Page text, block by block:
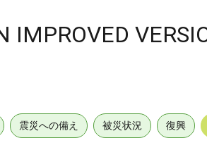
IMPROVED
震災への備え 被災状況 復興